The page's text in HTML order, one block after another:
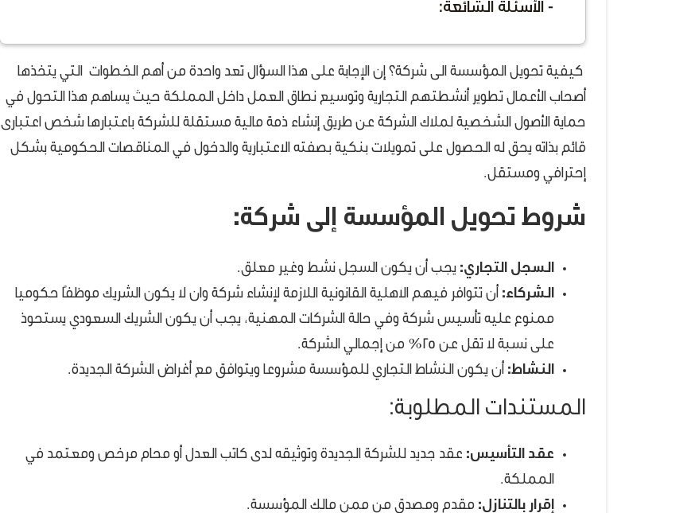
- الأسئلة الشائعة:
كيفية تحويل المؤسسة الى شركة؟ إن الإجابة على هذا السؤال تعد واحدة من أهم الخطوات التي يتخذها
أصحاب الأعمال تطوير أنشطتهم التجارية وتوسيع نطاق العمل داخل المملكة حيث يساهم هذا التحول في
حماية الأصول الشخصية لملاك الشركة عن طريق إنشاء ذمة مالية مستقلة للشركة باعتبارها شخص اعتبارى
قائم بذاته يحق له الحصول على تمويلات بنكية بصفته الاعتبارية والدخول في المناقصات الحكومية بشكل
إحترافي ومستقل.
شروط تحويل المؤسسة إلى شركة:
السجل التجاري: يجب أن يكون السجل نشط وغير معلق.
الشركاء: أن تتوافر فيهم الاهلية القانونية اللازمة لإنشاء شركة وان لا يكون الشريك موظفًا حكوميا
ممنوع عليه تأسيس شركة وفي حالة الشركات المهنية، يجب أن يكون الشريك السعودي يستحوذ
على نسبة لا تقل عن 25% من إجمالي الشركة.
النشاط: أن يكون النشاط التجاري للمؤسسة مشروعا ويتوافق مع أغراض الشركة الجديدة.
المستندات المطلوبة:
عقد التأسيس: عقد جديد للشركة الجديدة وتوثيقه لدى كاتب العدل أو محام مرخص ومعتمد في
المملكة.
إقرار بالتنازل: مقدم ومصدق من ممن مالك المؤسسة.